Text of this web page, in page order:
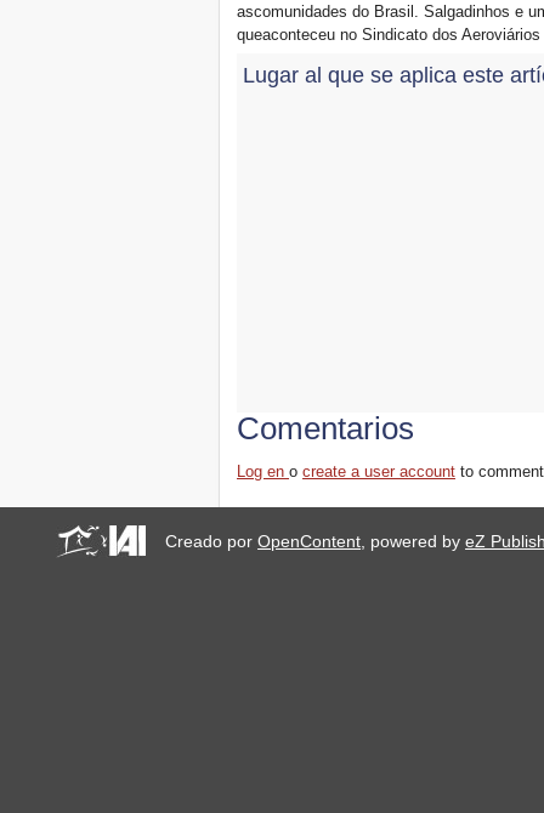
ascomunidades do Brasil. Salgadinhos e
queaconteceu no Sindicato dos
Lugar al que se aplica este
Comentarios
Log enocreate a user account to
Creado porOpenContent , powered byeZ